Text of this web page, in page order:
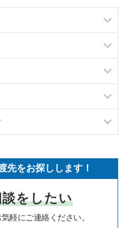
覧
件一覧
件一覧
物件の案件一覧
の案件一覧
の案件一覧
案件一覧
件の案件一覧
案件一覧
の案件一覧
件の案件一覧
物件の案件一覧
件の案件一覧
件の案件一覧
物件の案件一覧
の案件一覧
却物件の案件一覧
件一覧
却物件の案件一覧
物件の案件一覧
物件の案件一覧
の居抜き売却物件の案件一
先をお探しします！
をしたい
軽にご連絡ください。